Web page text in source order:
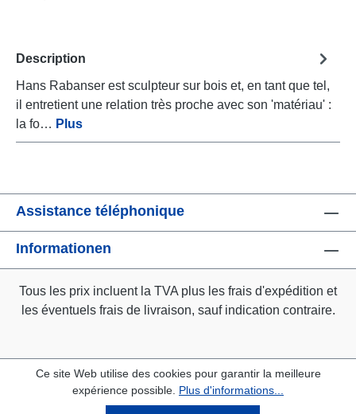
Description
Hans Rabanser est sculpteur sur bois et, en tant que tel,
il entretient une relation très proche avec son 'matériau' :
la fo… Plus
Assistance téléphonique
Informationen
Tous les prix incluent la TVA plus les frais d'expédition et
les éventuels frais de livraison, sauf indication contraire.
Ce site Web utilise des cookies pour garantir la meilleure
expérience possible. Plus d'informations...